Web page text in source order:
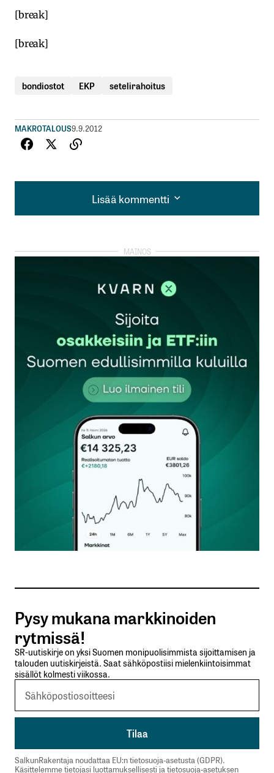
[break]
[break]
bondiostot EKP setelirahoitus
MAKROTALOUS9.9.2012
Lisää kommentti
Lisää kommentti
kirjautua
rekisteröityä
Sähköpostiosoitettasi ei julkaista.Pakolliset
kentät on merkitty*
Kommentti*
Nimesi tai nimimerkkisi
Sähköpostiosoitteesi
Tilaa SalkunRakentajan uutiskirje
Lähetä kommentti
Pysy mukana markkinoiden
rytmissä!
SR-uutiskirje on yksi Suomen monipuolisimmista sijoittamisen ja
talouden uutiskirjeistä. Saat sähköpostiisi mielenkiintoisimmat
sisällöt kolmesti viikossa.
SalkunRakentaja noudattaa EU:n tietosuoja-asetusta (GDPR).
Käsittelemme tietojasi luottamuksellisesti ja tietosuoja-asetuksen